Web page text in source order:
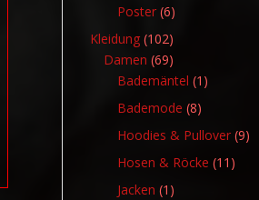
Poster 66
Produkte
Kleidung 102102
Produkte
Damen 6969
Produkte
Bademäntel 1 1
Bademode 88
Produkte
Hoodies & Pullover 99
Hosen & Röcke 11 11
Jacken 1 1